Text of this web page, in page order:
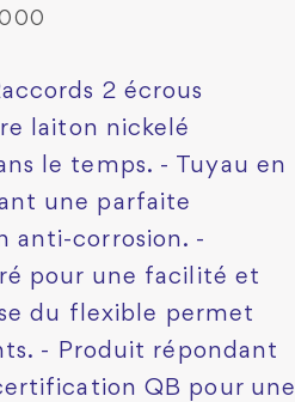
2 écrous
laiton nickelé
le temps. - Tuyau en
une parfaite
anti-corrosion. -
pour une facilité et
du flexible permet
- Produit répondant
QB pour une